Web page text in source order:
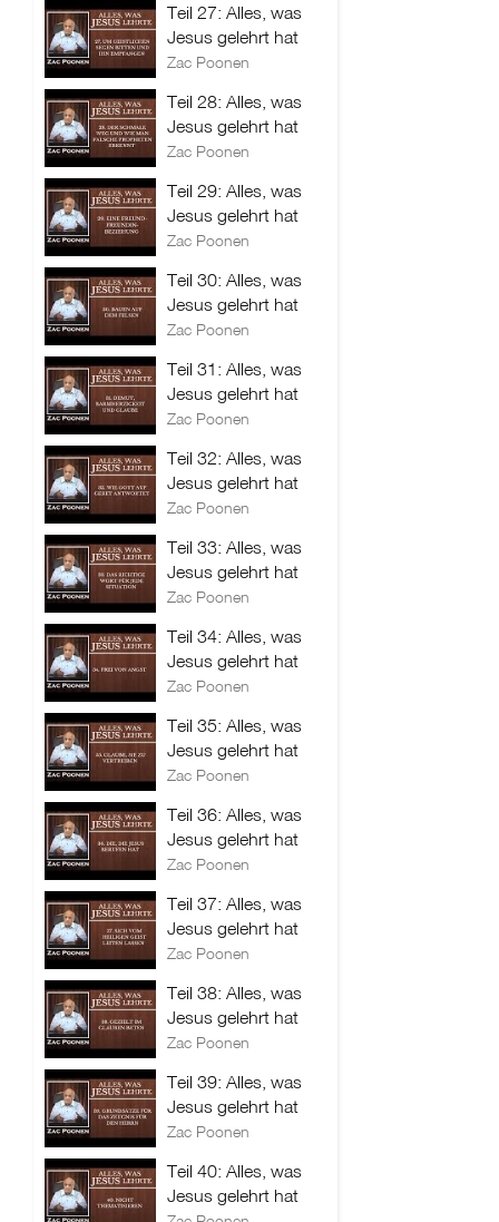
Teil 27: Alles, was
Jesus gelehrt hat
Zac Poonen
Teil 28: Alles, was
Jesus gelehrt hat
Zac Poonen
Teil 29: Alles, was
Jesus gelehrt hat
Zac Poonen
Teil 30: Alles, was
Jesus gelehrt hat
Zac Poonen
Teil 31: Alles, was
Jesus gelehrt hat
Zac Poonen
Teil 32: Alles, was
Jesus gelehrt hat
Zac Poonen
Teil 33: Alles, was
Jesus gelehrt hat
Zac Poonen
Teil 34: Alles, was
Jesus gelehrt hat
Zac Poonen
Teil 35: Alles, was
Jesus gelehrt hat
Zac Poonen
Teil 36: Alles, was
Jesus gelehrt hat
Zac Poonen
Teil 37: Alles, was
Jesus gelehrt hat
Zac Poonen
Teil 38: Alles, was
Jesus gelehrt hat
Zac Poonen
Teil 39: Alles, was
Jesus gelehrt hat
Zac Poonen
Teil 40: Alles, was
Jesus gelehrt hat